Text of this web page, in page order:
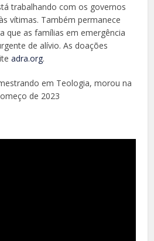
trabalhando com os governos
vítimas. Também permanece
que as famílias em emergência
de alívio. As doações
adra.org.
em Teologia, morou na
de 2023